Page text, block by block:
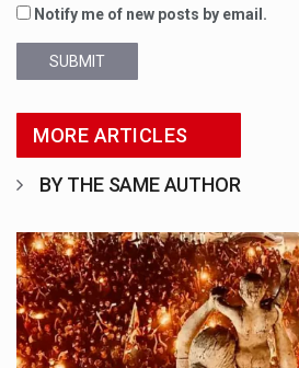
Notify me of new posts by email.
SUBMIT
MORE ARTICLES
BY THE SAME AUTHOR